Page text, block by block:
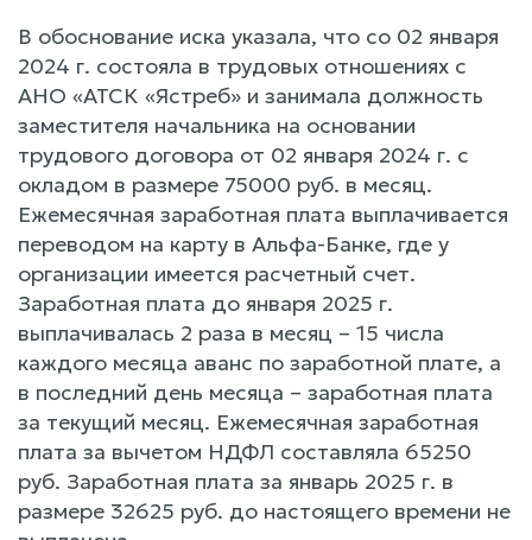
В обоснование иска указала, что со 02 января
2024 г. состояла в трудовых отношениях с
АНО «АТСК «Ястреб» и занимала должность
заместителя начальника на основании
трудового договора от 02 января 2024 г. с
окладом в размере 75000 руб. в месяц.
Ежемесячная заработная плата выплачивается
переводом на карту в Альфа-Банке, где у
организации имеется расчетный счет.
Заработная плата до января 2025 г.
выплачивалась 2 раза в месяц – 15 числа
каждого месяца аванс по заработной плате, а
в последний день месяца – заработная плата
за текущий месяц. Ежемесячная заработная
плата за вычетом НДФЛ составляла 65250
руб. Заработная плата за январь 2025 г. в
размере 32625 руб. до настоящего времени не